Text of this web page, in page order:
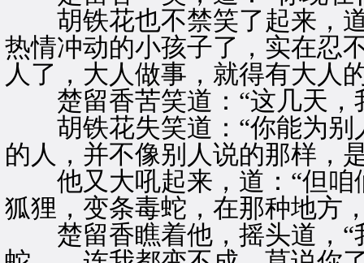
胡铁花也不禁笑了起来，道
热情冲动的小孩子了，实在忍
人了，大人做事，就得有大人
楚留香苦笑道：“这几天，
胡铁花失笑道：“你能为别
的人，并不像别人说的那样，
他又大吼起来，道：“但咱
狐狸，变条毒蛇，在那种地方
楚留香瞧着他，摇头道，“